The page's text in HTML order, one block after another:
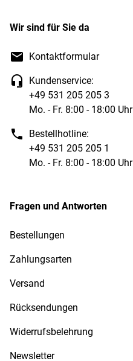
Wir sind für Sie da
Kontaktformular
Kundenservice:
+49 531 205 205 3
Mo. - Fr. 8:00 - 18:00 Uhr
Bestellhotline:
+49 531 205 205 1
Mo. - Fr. 8:00 - 18:00 Uhr
Fragen und Antworten
Bestellungen
Zahlungsarten
Versand
Rücksendungen
Widerrufsbelehrung
Newsletter